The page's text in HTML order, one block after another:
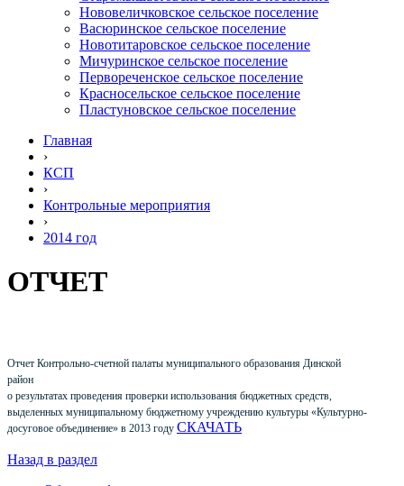
Нововеличковское сельское поселение
Васюринское сельское поселение
Новотитаровское сельское поселение
Мичуринское сельское поселение
Первореченское сельское поселение
Красносельское сельское поселение
Пластуновское сельское поселение
Главная
›
КСП
›
Контрольные мероприятия
›
2014 год
ОТЧЕТ
Отчет Контрольно-счетной палаты муниципального образования Динской
район
о результатах проведения проверки использования бюджетных средств,
выделенных муниципальному бюджетному учреждению культуры «Культурно-
досуговое объединение» в 2013 году СКАЧАТЬ
Назад в раздел